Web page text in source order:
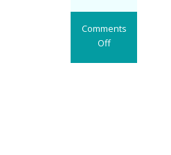
Comments
Off